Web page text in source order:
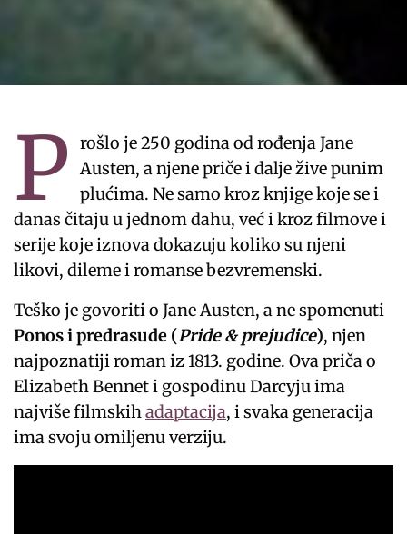
P
rošlo je 250 godina od rođenja Jane
Austen, a njene priče i dalje žive punim
plućima. Ne samo kroz knjige koje se i
danas čitaju u jednom dahu, već i kroz filmove i
serije koje iznova dokazuju koliko su njeni
likovi, dileme i romanse bezvremenski.
Teško je govoriti o Jane Austen, a ne spomenuti
Ponos i predrasude (Pride & prejudice), njen
najpoznatiji roman iz 1813. godine. Ova priča o
Elizabeth Bennet i gospodinu Darcyju ima
najviše filmskihadaptacija, i svaka generacija
ima svoju omiljenu verziju.